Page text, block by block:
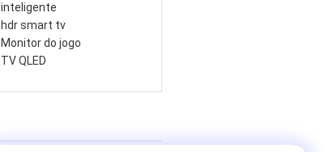
inteligente
hdr smart tv
Monitor do jogo
TV QLED